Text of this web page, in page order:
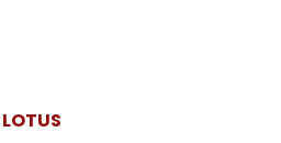
LOTUS